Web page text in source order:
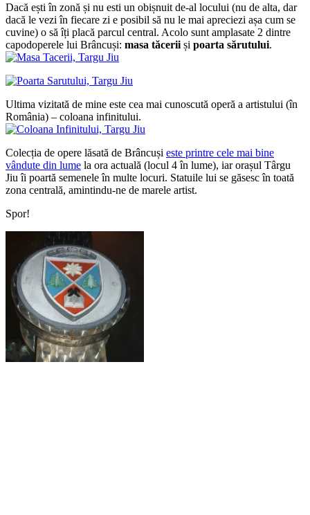
Dacă ești în zonă și nu esti un obișnuit de-al locului (nu de alta, dar
dacă le vezi în fiecare zi e posibil să nu le mai apreciezi așa cum se
cuvine) o să îți placă parcul central. Acolo sunt amplasate 2 dintre
capodoperele lui Brâncuși: masa tăcerii și poarta sărutului.
Ultima vizitată de mine este cea mai cunoscută operă a artistului (în
România) – coloana infinitului.
Colecția de opere lăsată de Brâncuși este printre cele mai bine
vândute din lume la ora actuală (locul 4 în lume), iar orașul Târgu
Jiu îi poartă semenele în multe locuri. Statuile lui se găsesc în toată
zona centrală, amintindu-ne de marele artist.
Spor!